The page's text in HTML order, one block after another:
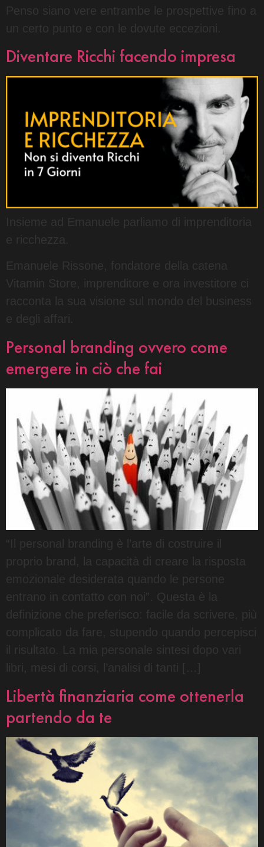
Penso siano vere entrambe le prospettive fino a
un certo punto e con le dovute eccezioni.
Diventare Ricchi facendo impresa
Insieme ad Emanuele parliamo di imprenditoria
e ricchezza.
Emanuele Rissone, fondatore della catena
Vitamin Store, imprenditore e ora investitore ci
racconta la sua visione sul mondo del business
Personal branding ovvero come
emergere in ciò che fai
“Il personal branding è l’arte di costruire il
proprio brand, la capacità di creare la risposta
emozionale desiderata quando le persone
entrano in contatto con noi”. Questa è la
definizione che preferisco: facile da scrivere, più
complicato da fare, stupendo quando percepisci
il risultato. La mia personale sintesi dopo vari
libri, mesi di corsi, l’analisi di tanti […]
Libertà finanziaria come ottenerla
partendo da te